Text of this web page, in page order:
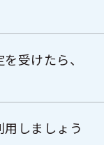
受けたら、
しましょう